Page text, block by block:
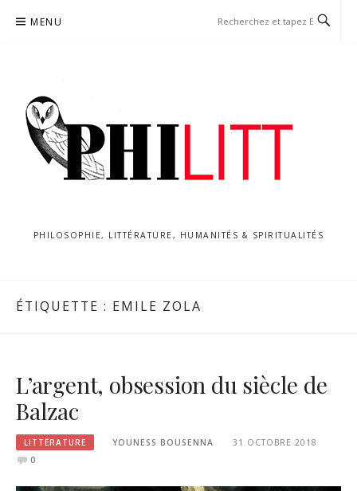
MENU
PHILOSOPHIE, LITTÉRATURE, HUMANITÉS & SPIRITUALITÉS
ÉTIQUETTE : EMILE ZOLA
L’argent, obsession du siècle de
Balzac
LITTÉRATURE YOUNESS BOUSENNA
31 OCTOBRE 2018
0